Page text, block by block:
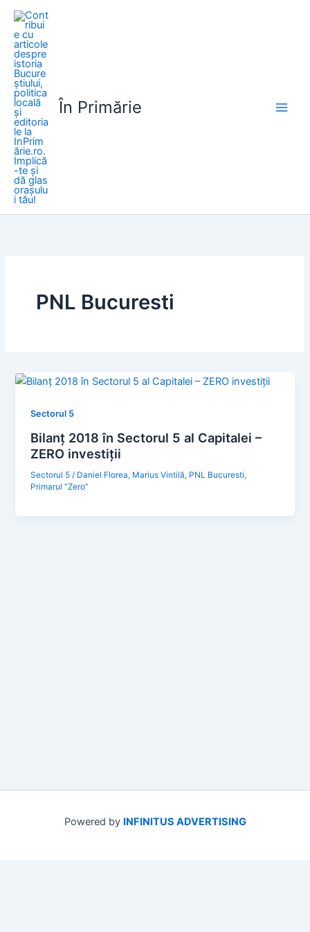
Skip
content
În Primărie
PNL Bucuresti
Sectorul 5
Bilanț 2018 în Sectorul 5 al Capitalei –
ZERO investiții
Sectorul 5 / Daniel Florea, Marius Vintilă, PNL Bucuresti,
Primarul “Zero”
Powered by INFINITUS ADVERTISING